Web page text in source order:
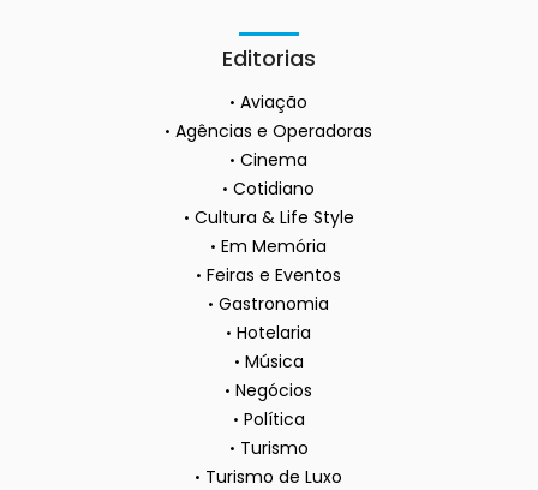
Editorias
Aviação
Agências e Operadoras
Cinema
Cotidiano
Cultura & Life Style
Em Memória
Feiras e Eventos
Gastronomia
Hotelaria
Música
Negócios
Política
Turismo
Turismo de Luxo